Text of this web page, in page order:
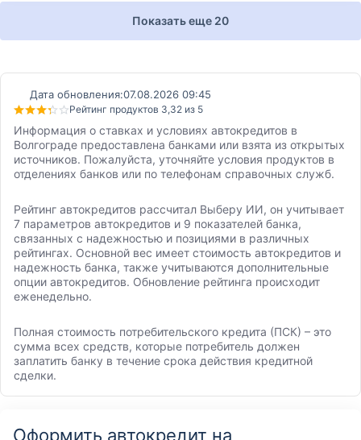
Показать еще 20
Дата обновления:07.08.2026 09:45
Рейтинг продуктов 3,32 из 5
Информация о ставках и условиях автокредитов в
Волгограде предоставлена банками или взята из открытых
источников. Пожалуйста, уточняйте условия продуктов в
отделениях банков или по телефонам справочных служб.
Рейтинг автокредитов рассчитал Выберу ИИ, он учитывает
7 параметров автокредитов и 9 показателей банка,
связанных с надежностью и позициями в различных
рейтингах. Основной вес имеет стоимость автокредитов и
надежность банка, также учитываются дополнительные
опции автокредитов. Обновление рейтинга происходит
еженедельно.
Полная стоимость потребительского кредита (ПСК) – это
сумма всех средств, которые потребитель должен
заплатить банку в течение срока действия кредитной
сделки.
Оформить автокредит на